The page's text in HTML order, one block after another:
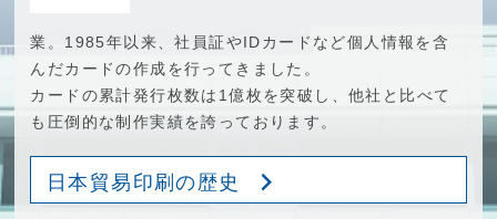
業。1985年以来、社員証やIDカードなど個人情報を含
んだカードの作成を行ってきました。
カードの累計発行枚数は1億枚を突破し、他社と比べて
も圧倒的な制作実績を誇っております。
日本貿易印刷の歴史